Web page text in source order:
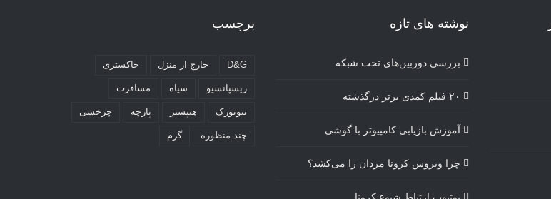
نوشته های تازه
بررسی دوربین‌های تحت شبکه
۲۰ فیلم کمدی برتر درگذشته
آموزش بازیابی کامپیوتر با گوشی
چرا ویروس کرونا مردان را می‌کشد؟
برچسب
D&G خارج از منزل خاکستری
ریسپانسیو سیاه مسافرت
نیویورک هیپستر پارچه چرخشی
چند منظوره گرم